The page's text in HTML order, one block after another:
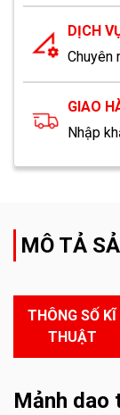
DỊCH
Chuyên
GIAO
Nhập
MÔ TẢ
THÔNG SỐ KĨ
THUẬT
Mảnh dao